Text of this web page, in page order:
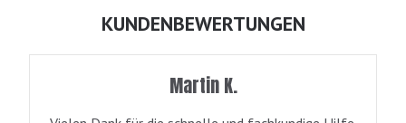
KUNDENBEWERTUNGEN
Martin K.